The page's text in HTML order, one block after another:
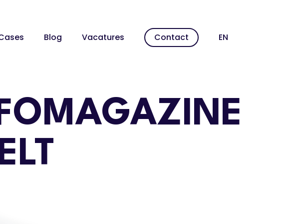
Blog Vacatures Contact EN